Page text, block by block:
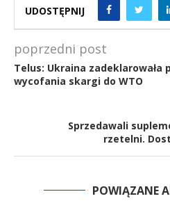
UDOSTĘPNIJ
poprzedni post
Telus: Ukraina zadeklarowała
wycofania skargi do WTO
Sprzedawali
rzetelni.
POWIĄZANE